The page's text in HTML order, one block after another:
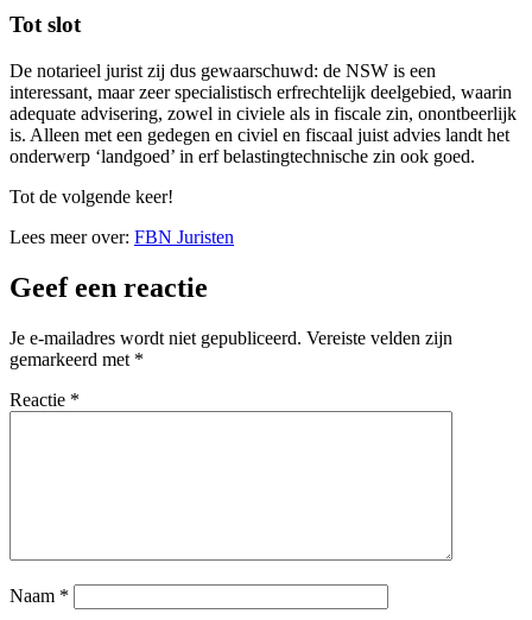
Tot slot
De notarieel jurist zij dus gewaarschuwd: de NSW is een
interessant, maar zeer specialistisch erfrechtelijk deelgebied, waarin
adequate advisering, zowel in civiele als in fiscale zin, onontbeerlijk
is. Alleen met een gedegen en civiel en fiscaal juist advies landt het
onderwerp ‘landgoed’ in erf belastingtechnische zin ook goed.
Tot de volgende keer!
Lees meer over: FBN Juristen
Geef een reactie
Je e-mailadres wordt niet gepubliceerd. Vereiste velden zijn
gemarkeerd met *
Reactie *
Naam *